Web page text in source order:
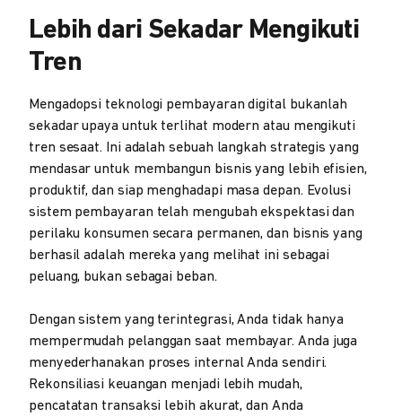
Lebih dari Sekadar Mengikuti
Tren
Mengadopsi teknologi pembayaran digital bukanlah
sekadar upaya untuk terlihat modern atau mengikuti
tren sesaat. Ini adalah sebuah langkah strategis yang
mendasar untuk membangun bisnis yang lebih efisien,
produktif, dan siap menghadapi masa depan. Evolusi
sistem pembayaran telah mengubah ekspektasi dan
perilaku konsumen secara permanen, dan bisnis yang
berhasil adalah mereka yang melihat ini sebagai
peluang, bukan sebagai beban.
Dengan sistem yang terintegrasi, Anda tidak hanya
mempermudah pelanggan saat membayar. Anda juga
menyederhanakan proses internal Anda sendiri.
Rekonsiliasi keuangan menjadi lebih mudah,
pencatatan transaksi lebih akurat, dan Anda